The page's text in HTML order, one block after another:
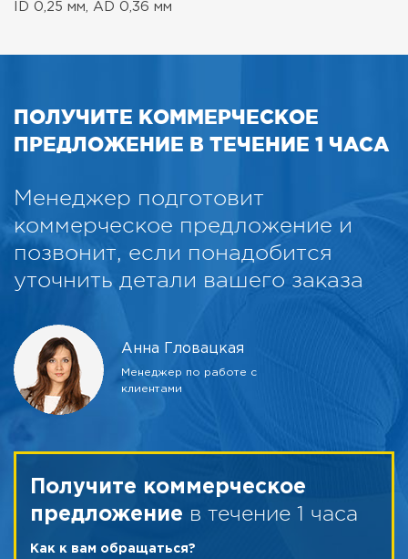
ID 0,25 мм, AD 0,36 мм
ПОЛУЧИТЕ КОММЕРЧЕСКОЕ
ПРЕДЛОЖЕНИЕ В ТЕЧЕНИЕ 1 ЧАСА
Менеджер подготовит
коммерческое предложение и
позвонит, если понадобится
уточнить детали вашего заказа
Анна Гловацкая
Менеджер по работе с
клиентами
Получите коммерческое
предложение в течение 1 часа
Как к вам обращаться?